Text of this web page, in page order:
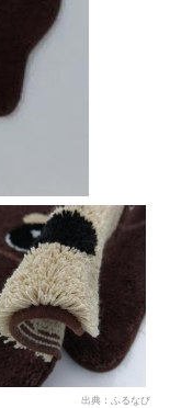
出典：ふるなび